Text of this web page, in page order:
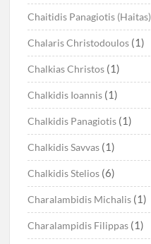
Chaitidis Panagiotis (Haitas)
Chalaris Christodoulos (1)
Chalkias Christos (1)
Chalkidis Ioannis (1)
Chalkidis Panagiotis (1)
Chalkidis Savvas (1)
Chalkidis Stelios (6)
Charalambidis Michalis (1)
Charalampidis Filippas (1)